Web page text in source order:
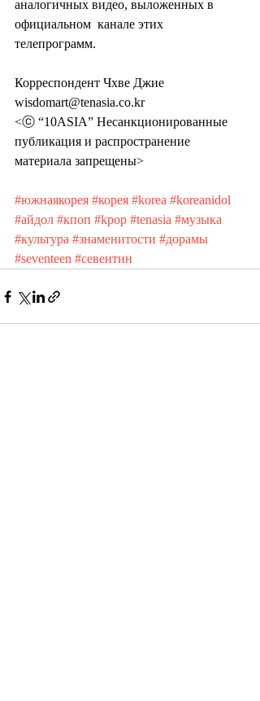
аналогичных видео, выложенных в
официальном  канале этих
телепрограмм.
Корреспондент Чхве Джие
wisdomart@tenasia.co.kr
<ⓒ “10ASIA” Несанкционированные
публикация и распространение
материала запрещены>
#южнаякорея #корея #korea #koreanidol
#айдол #кпоп #kpop #tenasia #музыка
#культура #знаменитости #дорамы
#seventeen #севентин